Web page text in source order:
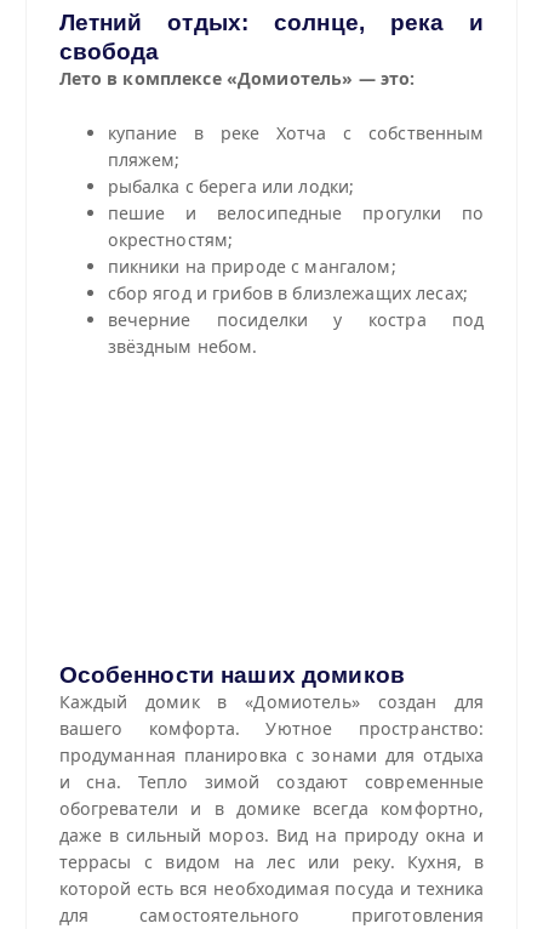
Летний отдых: солнце, река и
свобода
Лето в комплексе «Домиотель» — это:
купание в реке Хотча с собственным
пляжем;
рыбалка с берега или лодки;
пешие и велосипедные прогулки по
окрестностям;
пикники на природе с мангалом;
сбор ягод и грибов в близлежащих лесах;
вечерние посиделки у костра под
звёздным небом.
Особенности наших домиков
Каждый домик в «Домиотель» создан для
вашего комфорта. Уютное пространство:
продуманная планировка с зонами для отдыха
и сна. Тепло зимой создают современные
обогреватели и в домике всегда комфортно,
даже в сильный мороз. Вид на природу окна и
террасы с видом на лес или реку. Кухня, в
которой есть вся необходимая посуда и техника
для самостоятельного приготовления